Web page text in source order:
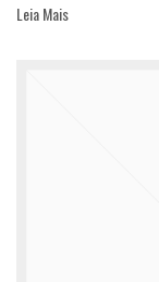
Leia Mais